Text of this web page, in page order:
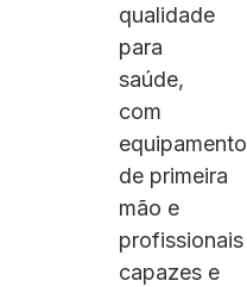
qualidade
para
saúde,
com
equipamento
de primeira
mão e
profissionais
capazes e